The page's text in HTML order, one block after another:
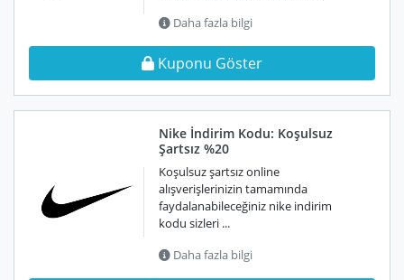
Daha fazla bilgi
Kuponu Göster
Nike İndirim Kodu: Koşulsuz
Şartsız %20
Koşulsuz şartsız online
alışverişlerinizin tamamında
faydalanabileceğiniz nike indirim
kodu sizleri ...
Daha fazla bilgi